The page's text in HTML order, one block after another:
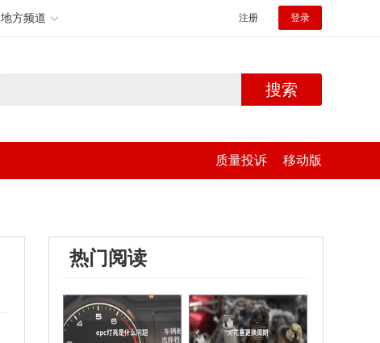
地方频道 注册 登录
搜索
质量投诉 移动版
热门阅读